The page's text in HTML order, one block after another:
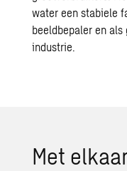
water een stabiele
beeldbepaler en
industrie.
Met